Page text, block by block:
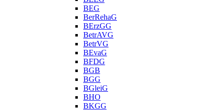
BEG
BerRehaG
BErzGG
BetrAVG
BetrVG
BEvaG
BFDG
BGB
BGG
BGleiG
BHO
BKGG